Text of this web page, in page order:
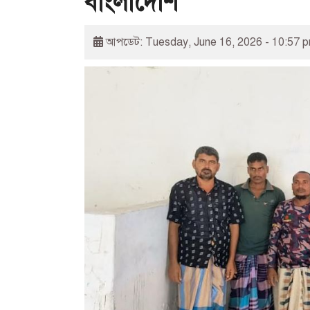
আপডেট: Tuesday, June 16, 2026 - 10:57